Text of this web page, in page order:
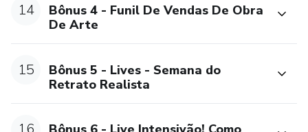
14
Bônus 4 - Funil De Vendas De Obra
De Arte
15
Bônus 5 - Lives - Semana do
Retrato Realista